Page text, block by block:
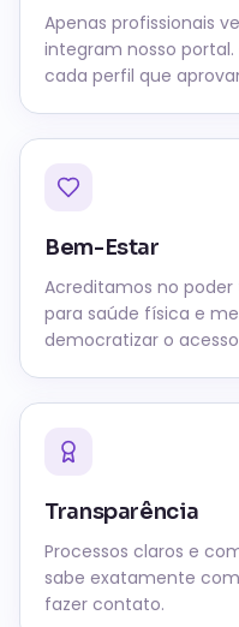
Apenas profissionais
integram nosso
cada perfil que
Bem-Estar
Acreditamos no
para saúde física e
democratizar o
Transparência
Processos claros e
sabe exatamente
fazer contato.